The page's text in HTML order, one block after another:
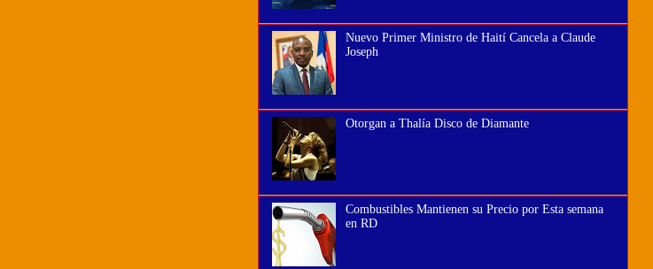
Nuevo Primer Ministro de Haití Cancela a Claude
Joseph
Otorgan a Thalía Disco de Diamante
Combustibles Mantienen su Precio por Esta semana
en RD